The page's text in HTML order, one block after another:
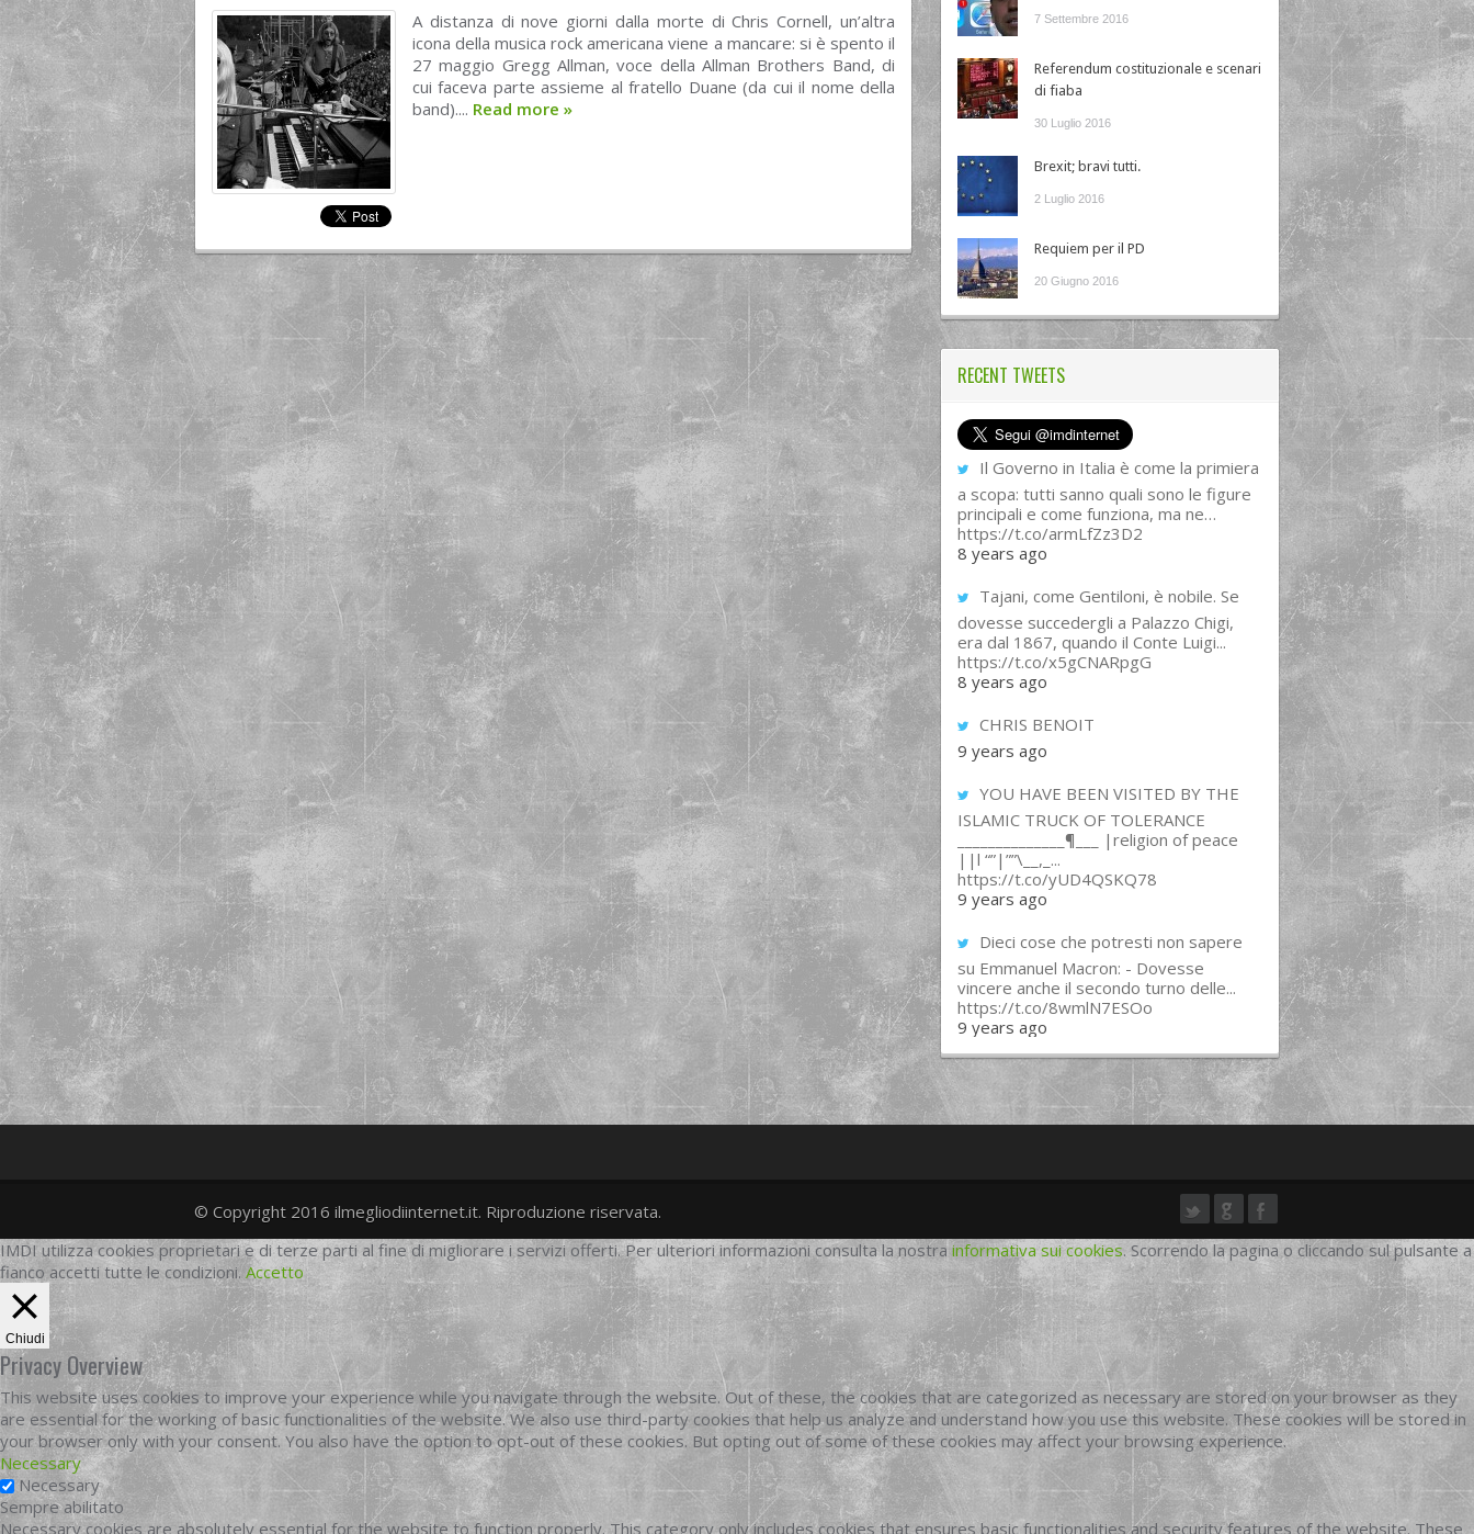
A distanza di nove giorni dalla morte di Chris Cornell, un’altra
icona della musica rock americana viene a mancare: si è spento il
27 maggio Gregg Allman, voce della Allman Brothers Band, di
cui faceva parte assieme al fratello Duane (da cui il nome della
band).... Read more »
7 Settembre 2016
Referendum costituzionale e scenari
di fiaba
30 Luglio 2016
Brexit; bravi tutti.
2 Luglio 2016
Requiem per il PD
20 Giugno 2016
RECENT TWEETS
Il Governo in Italia è come la primiera
a scopa: tutti sanno quali sono le figure
principali e come funziona, ma ne…
https://t.co/armLfZz3D2
8 years ago
Tajani, come Gentiloni, è nobile. Se
dovesse succedergli a Palazzo Chigi,
era dal 1867, quando il Conte Luigi...
https://t.co/x5gCNARpgG
8 years ago
CHRIS BENOIT
9 years ago
YOU HAVE BEEN VISITED BY THE
ISLAMIC TRUCK OF TOLERANCE
______________¶___ |religion of peace
||l “”|””\__,_...
https://t.co/yUD4QSKQ78
9 years ago
Dieci cose che potresti non sapere
su Emmanuel Macron: - Dovesse
vincere anche il secondo turno delle...
https://t.co/8wmlN7ESOo
9 years ago
twittergoogleplus
facebook
© Copyright 2016 ilmegliodiinternet.it. Riproduzione riservata.
IMDI utilizza cookies proprietari e di terze parti al fine di migliorare i servizi offerti. Per ulteriori informazioni consulta la nostra informativa sui cookies. Scorrendo la pagina o cliccando sul pulsante a
fianco accetti tutte le condizioni. Accetto
Chiudi
Privacy Overview
This website uses cookies to improve your experience while you navigate through the website. Out of these, the cookies that are categorized as necessary are stored on your browser as they
are essential for the working of basic functionalities of the website. We also use third-party cookies that help us analyze and understand how you use this website. These cookies will be stored in
your browser only with your consent. You also have the option to opt-out of these cookies. But opting out of some of these cookies may affect your browsing experience.
Necessary
Necessary
Sempre abilitato
Necessary cookies are absolutely essential for the website to function properly. This category only includes cookies that ensures basic functionalities and security features of the website. These